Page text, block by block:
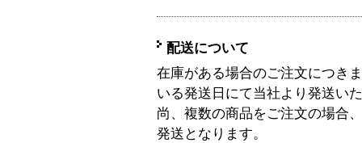
配送について
在庫がある場合のご注文につき
いる発送日にて当社より発送い
尚、複数の商品をご注文の場合
発送となります。